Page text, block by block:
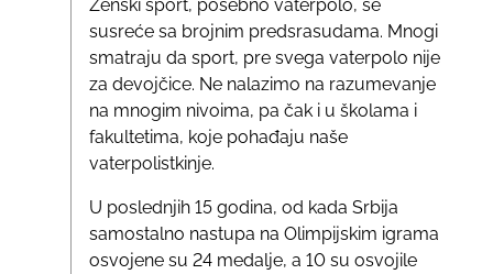
Ženski sport, posebno vaterpolo, se
susreće sa brojnim predsrasudama. Mnogi
smatraju da sport, pre svega vaterpolo nije
za devojčice. Ne nalazimo na razumevanje
na mnogim nivoima, pa čak i u školama i
fakultetima, koje pohađaju naše
vaterpolistkinje.
U poslednjih 15 godina, od kada Srbija
samostalno nastupa na Olimpijskim igrama
osvojene su 24 medalje, a 10 su osvojile